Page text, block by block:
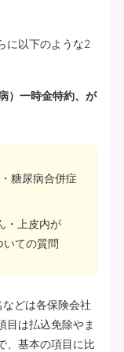
に以下のような2
）一時金特約、が
糖尿病合併症
・上皮内が
いての質問
どは各保険会社
目は払込免除やま
、基本の項目に比